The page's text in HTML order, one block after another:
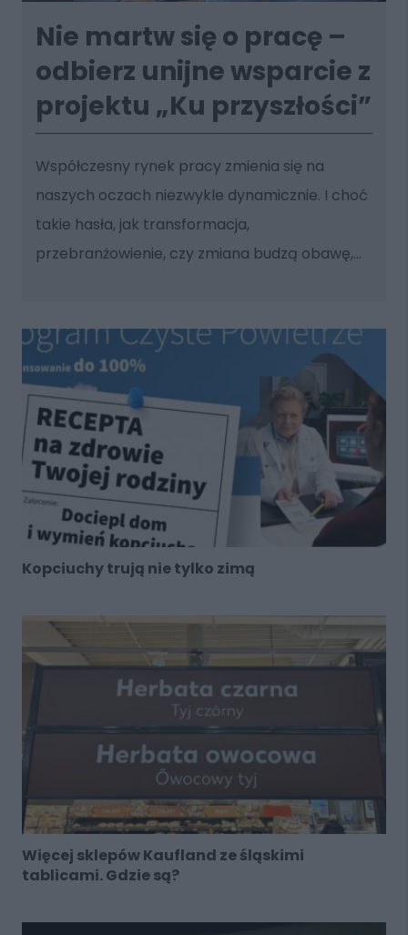
Nie martw się o pracę –
odbierz unijne wsparcie z
projektu „Ku przyszłości”
Współczesny rynek pracy zmienia się na
naszych oczach niezwykle dynamicznie. I choć
takie hasła, jak transformacja,
przebranżowienie, czy zmiana budzą obawę,...
Kopciuchy trują nie tylko zimą
Więcej sklepów Kaufland ze śląskimi
tablicami. Gdzie są?